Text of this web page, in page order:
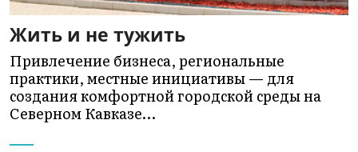
Жить и не тужить
Привлечение бизнеса, региональные
практики, местные инициативы — для
создания комфортной городской среды на
Северном Кавказе…